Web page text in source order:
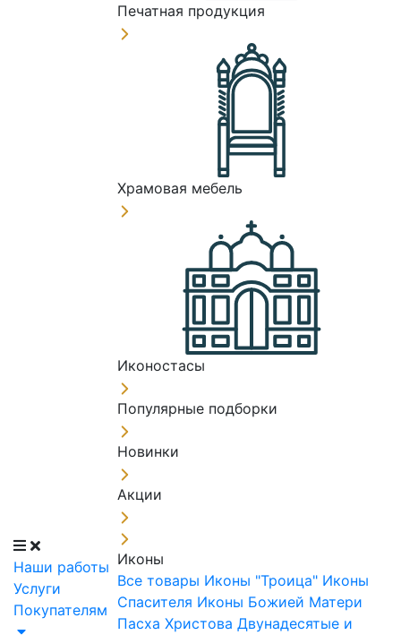
Наши работы
Услуги
Покупателям
Печатная продукция
Храмовая мебель
Иконостасы
Популярные подборки
Новинки
Акции
Иконы
Все товары Иконы "Троица" Иконы
Спасителя Иконы Божией Матери
Пасха Христова Двунадесятые и